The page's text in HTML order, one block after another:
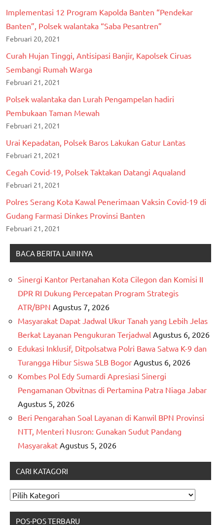
Implementasi 12 Program Kapolda Banten “Pendekar
Banten”, Polsek walantaka “Saba Pesantren”
Februari 20, 2021
Curah Hujan Tinggi, Antisipasi Banjir, Kapolsek Ciruas
Sembangi Rumah Warga
Februari 21, 2021
Polsek walantaka dan Lurah Pengampelan hadiri
Pembukaan Taman Mewah
Februari 21, 2021
Urai Kepadatan, Polsek Baros Lakukan Gatur Lantas
Februari 21, 2021
Cegah Covid-19, Polsek Taktakan Datangi Aqualand
Februari 21, 2021
Polres Serang Kota Kawal Penerimaan Vaksin Covid-19 di
Gudang Farmasi Dinkes Provinsi Banten
Februari 21, 2021
BACA BERITA LAINNYA
Sinergi Kantor Pertanahan Kota Cilegon dan Komisi II
DPR RI Dukung Percepatan Program Strategis
ATR/BPN Agustus 7, 2026
Masyarakat Dapat Jadwal Ukur Tanah yang Lebih Jelas
Berkat Layanan Pengukuran Terjadwal Agustus 6, 2026
Edukasi Inklusif, Ditpolsatwa Polri Bawa Satwa K-9 dan
Turangga Hibur Siswa SLB Bogor Agustus 6, 2026
Kombes Pol Edy Sumardi Apresiasi Sinergi
Pengamanan Obvitnas di Pertamina Patra Niaga Jabar
Agustus 5, 2026
Beri Pengarahan Soal Layanan di Kanwil BPN Provinsi
NTT, Menteri Nusron: Gunakan Sudut Pandang
Masyarakat Agustus 5, 2026
CARI KATAGORI
CARI
POS-POS TERBARU